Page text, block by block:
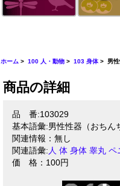
ホーム >100 人・動物 >103 身体 > 男性
商品の詳細
品 番:103029
基本語彙:男性性器（おちん
関連情報：無し
関連語彙: 人 体 身体 睾丸 ペ
価 格：100円